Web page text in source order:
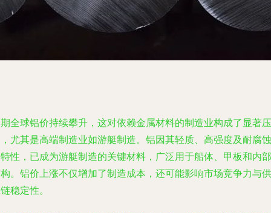
全球铝价持续攀升，这对依赖金属材料的制造业构成了显著压
尤其是高端制造业如游艇制造。铝因其轻质、高强度及耐腐蚀
性，已成为游艇制造的关键材料，广泛用于船体、甲板和内部
。铝价上涨不仅增加了制造成本，还可能影响市场竞争力与供
稳定性。